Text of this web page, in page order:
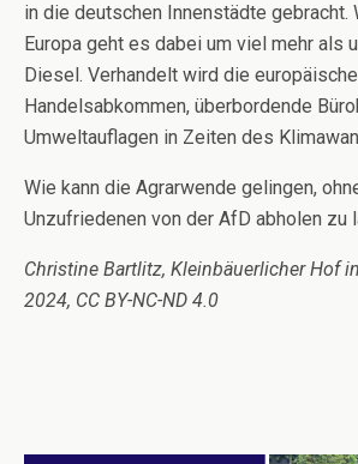
in die deutschen Innenstädte gebracht.
Europa geht es dabei um viel mehr als
Diesel. Verhandelt wird die
Handelsabkommen, überbordende
Umweltauflagen in Zeiten des
Wie kann die Agrarwende gelingen,
Unzufriedenen von der AfD abholen zu
Christine Bartlitz, Kleinbäuerlicher Hof
2024, CC BY-NC-ND 4.0